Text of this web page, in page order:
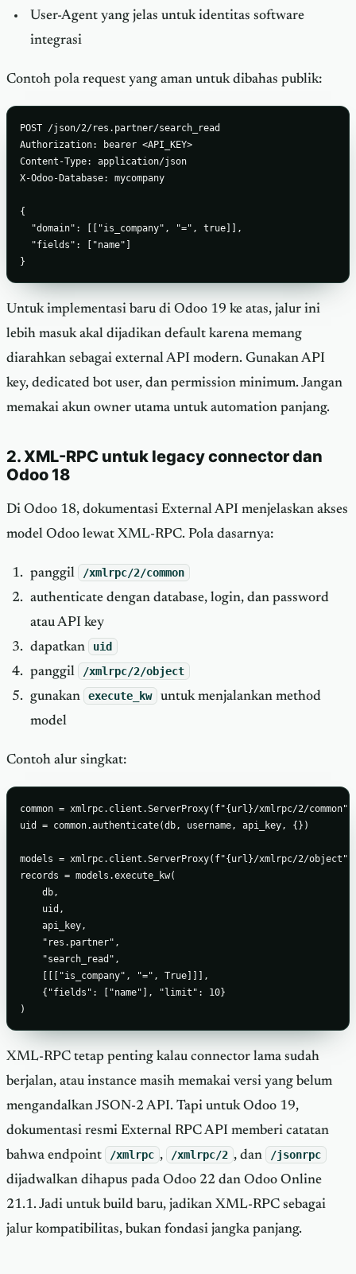
User-Agent yang jelas untuk identitas software
integrasi
Contoh pola request yang aman untuk dibahas publik:
POST /json/2/res.partner/search_read
Authorization: bearer <API_KEY>
Content-Type: application/json
X-Odoo-Database: mycompany
{
  "domain": [["is_company", "=", true]],
  "fields": ["name"]
}
Untuk implementasi baru di Odoo 19 ke atas, jalur ini
lebih masuk akal dijadikan default karena memang
diarahkan sebagai external API modern. Gunakan API
key, dedicated bot user, dan permission minimum. Jangan
memakai akun owner utama untuk automation panjang.
2. XML-RPC untuk legacy connector dan
Odoo 18
Di Odoo 18, dokumentasi External API menjelaskan akses
model Odoo lewat XML-RPC. Pola dasarnya:
panggil /xmlrpc/2/common
authenticate dengan database, login, dan password
atau API key
dapatkan
uid
panggil /xmlrpc/2/object
gunakan execute_kw
untuk menjalankan method
model
Contoh alur singkat:
common = xmlrpc.client.ServerProxy(f"{url}/xmlrpc/2/common")
uid = common.authenticate(db, username, api_key, {})
models = xmlrpc.client.ServerProxy(f"{url}/xmlrpc/2/object")
records = models.execute_kw(
    db,
    uid,
    api_key,
    "res.partner",
    "search_read",
    [[["is_company", "=", True]]],
    {"fields": ["name"], "limit": 10}
)
XML-RPC tetap penting kalau connector lama sudah
berjalan, atau instance masih memakai versi yang belum
mengandalkan JSON-2 API. Tapi untuk Odoo 19,
dokumentasi resmi External RPC API memberi catatan
bahwa endpoint
/xmlrpc , /xmlrpc/2 , dan /jsonrpc
dijadwalkan dihapus pada Odoo 22 dan Odoo Online
21.1. Jadi untuk build baru, jadikan XML-RPC sebagai
jalur kompatibilitas, bukan fondasi jangka panjang.